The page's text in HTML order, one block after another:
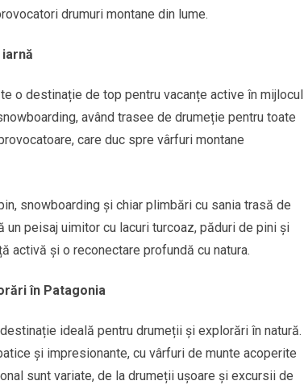
drumuri montane din lume.
o destinație de top pentru vacanțe active în mijlocul
având trasee de drumeție pentru toate
care duc spre vârfuri montane
snowboarding și chiar plimbări cu sania trasă de
peisaj uimitor cu lacuri turcoaz, păduri de pini și
activă și o reconectare profundă cu natura.
în Patagonia
ideală pentru drumeții și explorări în natură.
și impresionante, cu vârfuri de munte acoperite
sunt variate, de la drumeții ușoare și excursii de